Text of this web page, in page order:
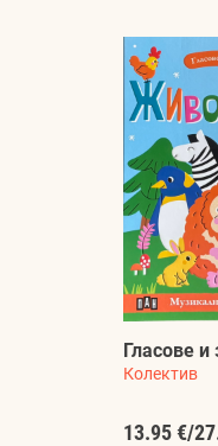
Гласове
Колектив
13.95 €/